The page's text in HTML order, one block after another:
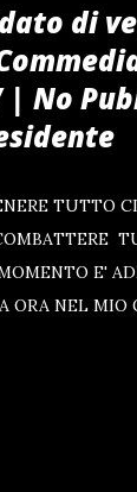
di
| No
TUTTO
E'
ORA NEL MIO